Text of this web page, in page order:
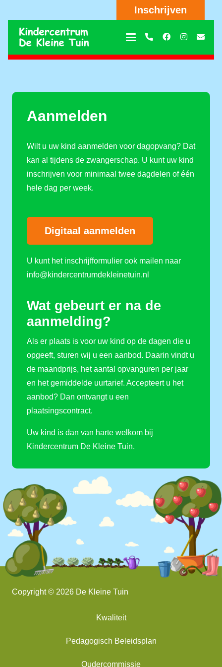
Inschrijven
Aanmelden
Wilt u uw kind aanmelden voor dagopvang? Dat
kan al tijdens de zwangerschap. U kunt uw kind
inschrijven voor minimaal twee dagdelen of één
hele dag per week.
Digitaal aanmelden
U kunt het inschrijfformulier ook mailen naar
info@kindercentrumdekleinetuin.nl
Wat gebeurt er na de
aanmelding?
Als er plaats is voor uw kind op de dagen die u
opgeeft, sturen wij u een aanbod. Daarin vindt u
de maandprijs, het aantal opvanguren per jaar
en het gemiddelde uurtarief. Accepteert u het
aanbod? Dan ontvangt u een
plaatsingscontract.
Uw kind is dan van harte welkom bij
Kindercentrum De Kleine Tuin.
Copyright © 2026 De Kleine Tuin
Kwaliteit
Pedagogisch Beleidsplan
Oudercommissie